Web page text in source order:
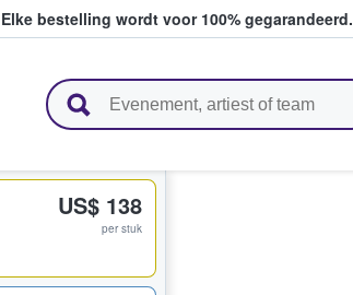
Elke bestelling wordt voor 100% gegarandeerd.
US$ 138
per stuk